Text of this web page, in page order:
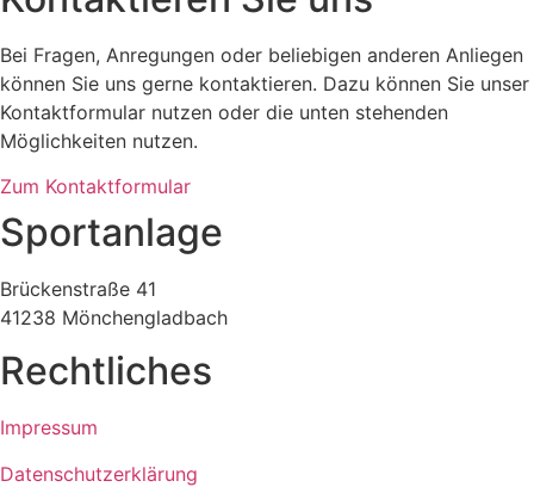
Bei Fragen, Anregungen oder beliebigen anderen Anliegen
können Sie uns gerne kontaktieren. Dazu können Sie unser
Kontaktformular nutzen oder die unten stehenden
Möglichkeiten nutzen.
Zum Kontaktformular
Sportanlage
Brückenstraße 41
41238 Mönchengladbach
Rechtliches
Impressum
Datenschutzerklärung